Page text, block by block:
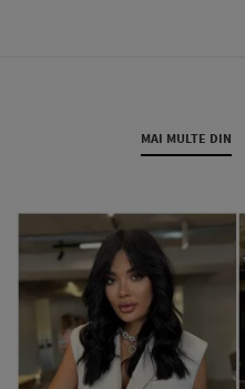
MAI MULTE DIN